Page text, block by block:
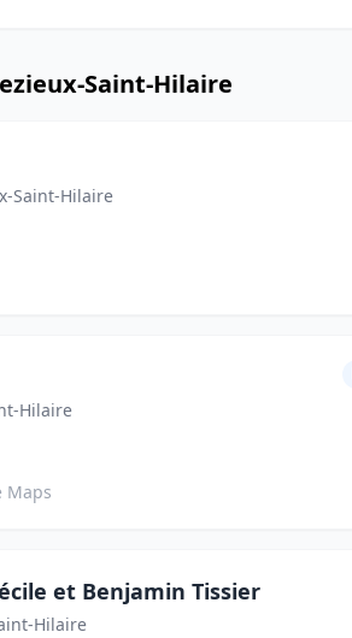
Saint-Hilaire
Saint-Hilaire
Hilaire
Maps
et Benjamin Tissier
Hilaire